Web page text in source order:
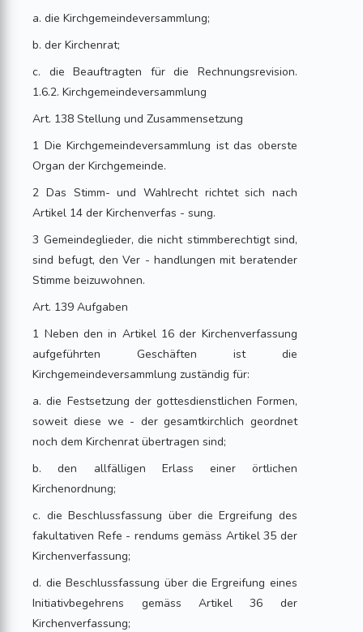
a. die Kirchgemeindeversammlung;
b. der Kirchenrat;
c. die Beauftragten für die Rechnungsrevision.
1.6.2. Kirchgemeindeversammlung
Art. 138 Stellung und Zusammensetzung
1 Die Kirchgemeindeversammlung ist das oberste
Organ der Kirchgemeinde.
2 Das Stimm- und Wahlrecht richtet sich nach
Artikel 14 der Kirchenverfas - sung.
3 Gemeindeglieder, die nicht stimmberechtigt sind,
sind befugt, den Ver - handlungen mit beratender
Stimme beizuwohnen.
Art. 139 Aufgaben
1 Neben den in Artikel 16 der Kirchenverfassung
aufgeführten Geschäften ist die
Kirchgemeindeversammlung zuständig für:
a. die Festsetzung der gottesdienstlichen Formen,
soweit diese we - der gesamtkirchlich geordnet
noch dem Kirchenrat übertragen sind;
b. den allfälligen Erlass einer örtlichen
Kirchenordnung;
c. die Beschlussfassung über die Ergreifung des
fakultativen Refe - rendums gemäss Artikel 35 der
Kirchenverfassung;
d. die Beschlussfassung über die Ergreifung eines
Initiativbegehrens gemäss Artikel 36 der
Kirchenverfassung;